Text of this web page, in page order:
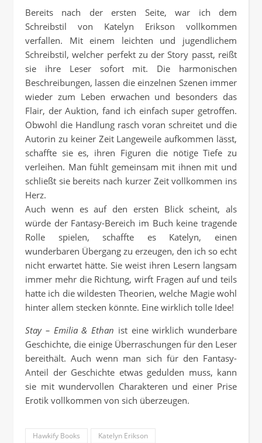
Bereits nach der ersten Seite, war ich dem
Schreibstil von Katelyn Erikson vollkommen
verfallen. Mit einem leichten und jugendlichem
Schreibstil, welcher perfekt zu der Story passt, reißt
sie ihre Leser sofort mit. Die harmonischen
Beschreibungen, lassen die einzelnen Szenen immer
wieder zum Leben erwachen und besonders das
Flair, der Auktion, fand ich einfach super getroffen.
Obwohl die Handlung rasch voran schreitet und die
Autorin zu keiner Zeit Langeweile aufkommen lässt,
schaffte sie es, ihren Figuren die nötige Tiefe zu
verleihen. Man fühlt gemeinsam mit ihnen mit und
schließt sie bereits nach kurzer Zeit vollkommen ins
Herz.
Auch wenn es auf den ersten Blick scheint, als
würde der Fantasy-Bereich im Buch keine tragende
Rolle spielen, schaffte es Katelyn, einen
wunderbaren Übergang zu erzeugen, den ich so echt
nicht erwartet hätte. Sie weist ihren Lesern langsam
immer mehr die Richtung, wirft Fragen auf und teils
hatte ich die wildesten Theorien, welche Magie wohl
hinter allem stecken könnte. Eine wirklich tolle Idee!
Stay – Emilia & Ethan ist eine wirklich wunderbare
Geschichte, die einige Überraschungen für den Leser
bereithält. Auch wenn man sich für den Fantasy-
Anteil der Geschichte etwas gedulden muss, kann
sie mit wundervollen Charakteren und einer Prise
Erotik vollkommen von sich überzeugen.
Hawkify Books Katelyn Erikson